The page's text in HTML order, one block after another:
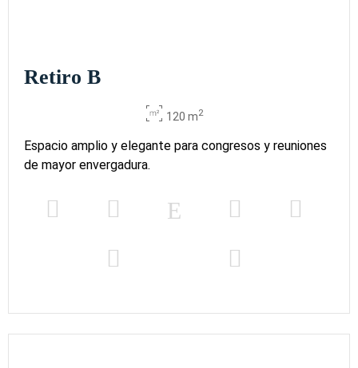
Retiro B
120 m2
Espacio amplio y elegante para congresos y reuniones
de mayor envergadura.